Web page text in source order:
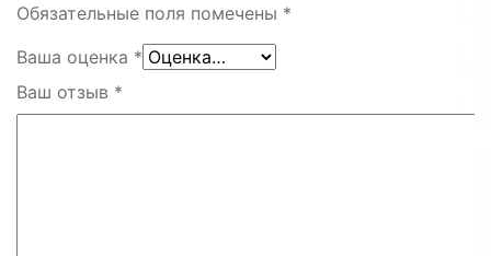
Обязательные поля помечены *
Ваша оценка *
Ваш отзыв *